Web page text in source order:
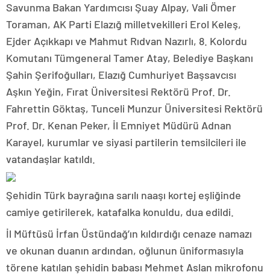
Savunma Bakan Yardımcısı Şuay Alpay, Vali Ömer
Toraman, AK Parti Elazığ milletvekilleri Erol Keleş,
Ejder Açıkkapı ve Mahmut Rıdvan Nazırlı, 8. Kolordu
Komutanı Tümgeneral Tamer Atay, Belediye Başkanı
Şahin Şerifoğulları, Elazığ Cumhuriyet Başsavcısı
Aşkın Yeğin, Fırat Üniversitesi Rektörü Prof. Dr.
Fahrettin Göktaş, Tunceli Munzur Üniversitesi Rektörü
Prof. Dr. Kenan Peker, İl Emniyet Müdürü Adnan
Karayel, kurumlar ve siyasi partilerin temsilcileri ile
vatandaşlar katıldı.
Şehidin Türk bayrağına sarılı naaşı kortej eşliğinde
camiye getirilerek, katafalka konuldu, dua edildi.
İl Müftüsü İrfan Üstündağ’ın kıldırdığı cenaze namazı
ve okunan duanın ardından, oğlunun üniformasıyla
törene katılan şehidin babası Mehmet Aslan mikrofonu